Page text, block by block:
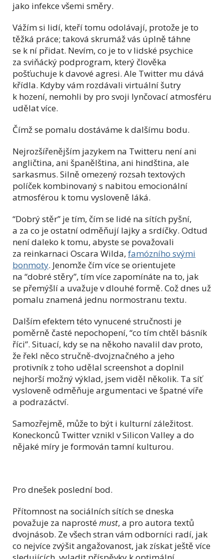
jako infekce všemi směry.
Vážím si lidí, kteří tomu odolávají, protože je to
těžká práce; taková skrumáž vás úplně táhne
se k ní přidat. Nevím, co je to v lidské psychice
za sviňácký podprogram, který člověka
pošťuchuje k davové agresi. Ale Twitter mu dává
křídla. Kdyby vám rozdávali virtuální šutry
k hození, nemohli by pro svoji lynčovací atmosféru
udělat více.
Čímž se pomalu dostáváme k dalšímu bodu.
Nejrozšířenějším jazykem na Twitteru není ani
angličtina, ani španělština, ani hindština, ale
sarkasmus. Silně omezený rozsah textových
políček kombinovaný s nabitou emocionální
atmosférou k tomu vysloveně láká.
“Dobrý stěr” je tím, čím se lidé na sítích pyšní,
a za co je ostatní odměňují lajky a srdíčky. Odtud
není daleko k tomu, abyste se považovali
za reinkarnaci Oscara Wilda, famózního svými
bonmoty. Jenomže čím více se orientujete
na “dobré stěry”, tím více zapomínáte na to, jak
se přemýšlí a uvažuje v dlouhé formě. Což dnes už
pomalu znamená jednu normostranu textu.
Dalším efektem této vynucené stručnosti je
poměrně časté nepochopení, “co tím chtěl básník
říci”. Situací, kdy se na někoho navalil dav proto,
že řekl něco stručně-dvojznačného a jeho
protivník z toho udělal screenshot a doplnil
nejhorší možný výklad, jsem viděl několik. Ta síť
vysloveně odměňuje argumentaci ve špatné víře
a podrazáctví.
Samozřejmě, může to být i kulturní záležitost.
Koneckonců Twitter vznikl v Silicon Valley a do
nějaké míry je formován tamní kulturou.
Pro dnešek poslední bod.
Přítomnost na sociálních sítích se dneska
považuje za naprostémust, a pro autora textů
dvojnásob. Ze všech stran vám odborníci radí, jak
co nejvíce zvýšit angažovanost, jak získat ještě více